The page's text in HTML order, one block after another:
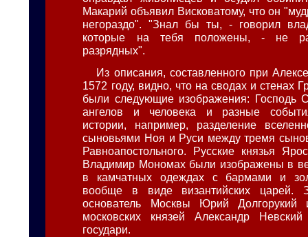
Макарий объявил Висковатому, что он
негораздо". "Знал бы ты, - говорил
которые на тебя положены, - не
разрядных".
Из описания, составленного при
1572 году, видно, что на сводах и стенах
были следующие изображения: Господь
ангелов и человека и разные
истории, например, разделение
сыновьями Ноя и Руси между тремя
Равноапостольного. Русские князья
Владимир Мономах были изображены в
в камчатных одеждах с бармами и
вообще в виде византийских царей.
основатель Москвы Юрий Долгорукий
московских князей Александр
государи.